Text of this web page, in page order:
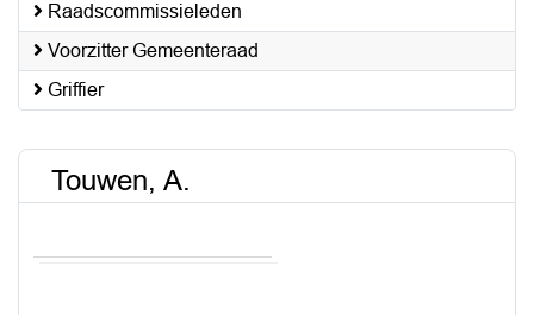
Raadscommissieleden
Voorzitter Gemeenteraad
Griffier
Touwen, A.